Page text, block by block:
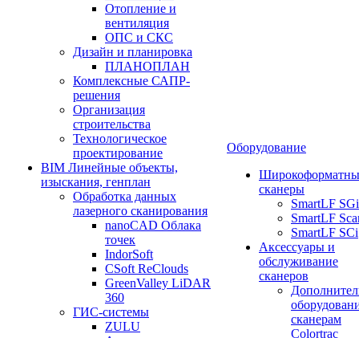
Отопление и
вентиляция
ОПС и СКС
Дизайн и планировка
ПЛАНОПЛАН
Комплексные САПР-
решения
Организация
строительства
Технологическое
проектирование
BIM Линейные объекты,
изыскания, генплан
Обработка данных
лазерного сканирования
nanoCAD Облака
точек
IndorSoft
CSoft ReClouds
GreenValley LiDAR
360
ГИС-системы
ZULU
Оборудование
сканеры
SmartLF SGi
SmartLF
SmartLF SCi
Аксессуары и
обслуживание
сканеров
сканерам
Colortrac